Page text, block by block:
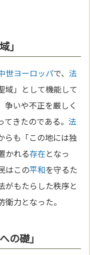
」
世ヨーロッパで、法
域」として機能して
争いや不正を厳しく
てきたのである。法
らも「この地には独
かれる存在となっ
はこの平和を守るた
がもたらした秩序と
衛力となった。
の礎」